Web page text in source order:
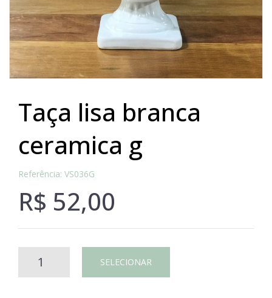
taça lisa branca
ceramica g
Referência: VS036G
R$ 52,00
SELECIONAR